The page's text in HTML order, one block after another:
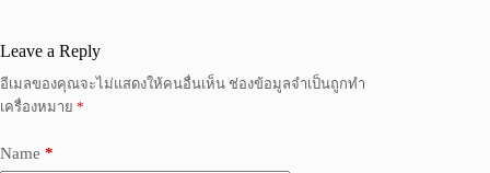
Leave a Reply
อีเมลของคุณจะไม่แสดงให้คนอื่นเห็น ช่องข้อมูลจำเป็นถูกทำ
เครื่องหมาย *
Name *